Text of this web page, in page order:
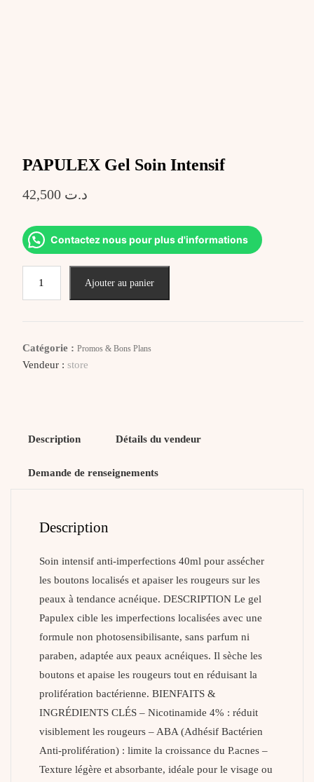
PAPULEX Gel Soin Intensif
د.ت 42,500
Contactez nous pour plus d'informations
Ajouter au panier
Catégorie : Promos & Bons Plans
Vendeur : store
Description Détails du vendeur
Demande de renseignements
Description
Soin intensif anti-imperfections 40ml pour assécher
les boutons localisés et apaiser les rougeurs sur les
peaux à tendance acnéique. DESCRIPTION Le gel
Papulex cible les imperfections localisées avec une
formule non photosensibilisante, sans parfum ni
paraben, adaptée aux peaux acnéiques. Il sèche les
boutons et apaise les rougeurs tout en réduisant la
prolifération bactérienne. BIENFAITS &
INGRÉDIENTS CLÉS – Nicotinamide 4% : réduit
visiblement les rougeurs – ABA (Adhésif Bactérien
Anti-prolifération) : limite la croissance du P.acnes –
Texture légère et absorbante, idéale pour le visage ou